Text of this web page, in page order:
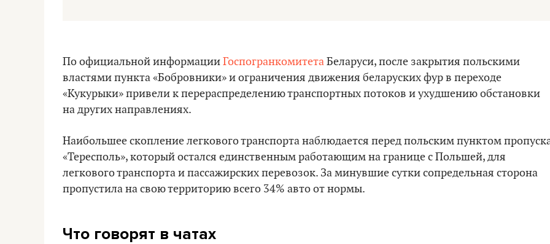
По официальной информацииГоспогранкомитетаБеларуси, после закрытия польскими
властями пункта «Бобровники» и ограничения движения беларуских фур в переходе
«Кукурыки» привели к перераспределению транспортных потоков и ухудшению обстановки
на других направлениях.
Наибольшее скопление легкового транспорта наблюдается перед польским пунктом
«Тересполь», который остался единственным работающим на границе с Польшей, для
легкового транспорта и пассажирских перевозок. За минувшие сутки сопредельная сторона
пропустила на свою территорию всего 34% авто от нормы.
Что говорят в чатах